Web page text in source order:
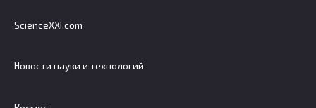
ScienceXXI.com
Новости науки и технологий